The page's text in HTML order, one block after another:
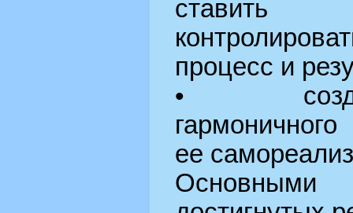
ставить
процесс и
•
ее
Основными